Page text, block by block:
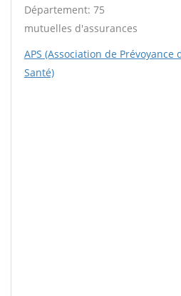
Département: 75
mutuelles d'assurances
APS (Association de Prévoyance
Santé)